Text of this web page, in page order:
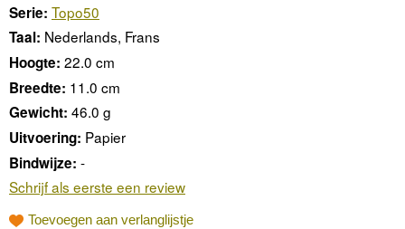
Serie: Topo50
Taal: Nederlands, Frans
Hoogte: 22.0 cm
Breedte: 11.0 cm
Gewicht: 46.0 g
Uitvoering: Papier
Bindwijze: -
Schrijf als eerste een review
Toevoegen aan verlanglijstje